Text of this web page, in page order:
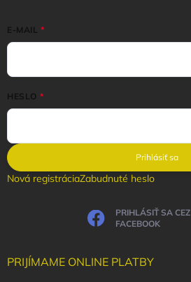
E-MAIL
HESLO
Prihlásiť sa
Nová registráciaZabudnuté heslo
PRIHLÁSIŤ SA CEZ
FACEBOOK
PRIJÍMAME ONLINE PLATBY